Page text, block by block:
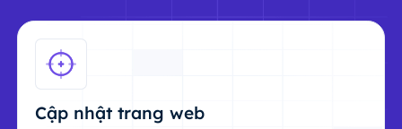
Cập nhật trang web